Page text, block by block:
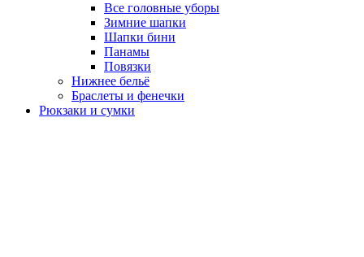
Все головные уборы
Зимние шапки
Шапки бини
Панамы
Повязки
Нижнее бельё
Браслеты и фенечки
Рюкзаки и сумки